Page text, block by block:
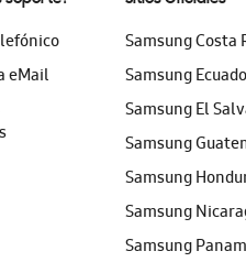
eMail
Samsung Costa
Samsung
Samsung El
Samsung
Samsung
Samsung
Samsung